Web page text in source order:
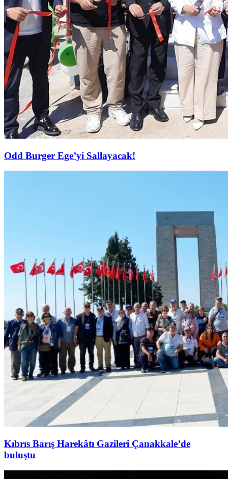
Odd Burger Ege’yi Sallayacak!
Kıbrıs Barış Harekâtı Gazileri Çanakkale’de
buluştu